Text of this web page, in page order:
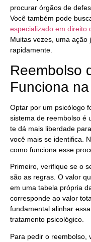
procurar órgãos de
Você também pode
especializado em direito
Muitas vezes, uma ação
rapidamente.
Reembolso
Funciona
Optar por um psicólogo
sistema de reembolso é
te dá mais liberdade
você mais se identifica.
como funciona esse
Primeiro, verifique se o
são as regras. O valor
em uma tabela própria
corresponde ao valor
fundamental alinhar
tratamento psicológico.
Para pedir o reembolso,